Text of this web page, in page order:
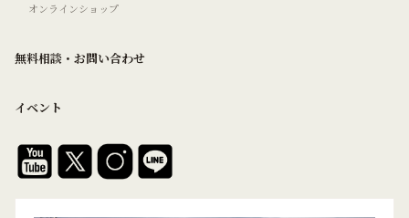
オンラインショップ
無料相談・お問い合わせ
イベント